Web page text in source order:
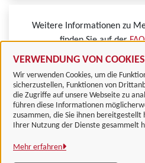
VERWENDUNG VON COOKIES
Wir verwenden Cookies, um die
sicherzustellen, Funktionen von
die Zugriffe auf unsere Webseite zu
führen diese Informationen
zusammen, die Sie ihnen bereitgestellt
Ihrer Nutzung der Dienste gesammelt
Mehr erfahren
Weitere Informationen zu
finden Sie auf der
Landkreis Göttingen
Alle Rechte vorbehalten